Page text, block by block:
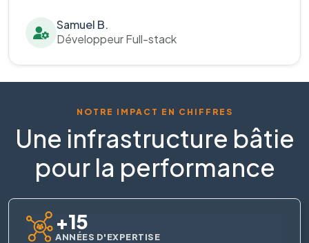
Samuel B.
Développeur Full-stack
NOTRE IMPACT EN CHIFFRES
Une infrastructure bâtie
pour la performance
+15
ANNÉES D'EXPERTISE